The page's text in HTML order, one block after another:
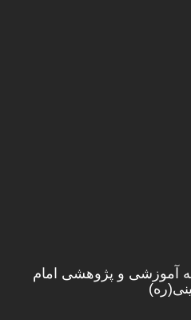
آموزشی و پژوهشی امام